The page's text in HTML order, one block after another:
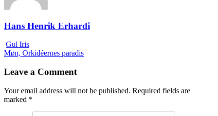
Hans Henrik Erhardi
Gul Iris
Møn, Orkidéernes paradis
Leave a Comment
Your email address will not be published. Required fields are
marked *